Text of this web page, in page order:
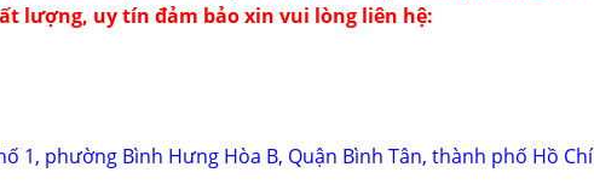
lượng, uy tín đảm bảo xin vui lòng liên hệ:
1, phường Bình Hưng Hòa B, Quận Bình Tân, thành phố Hồ Chí